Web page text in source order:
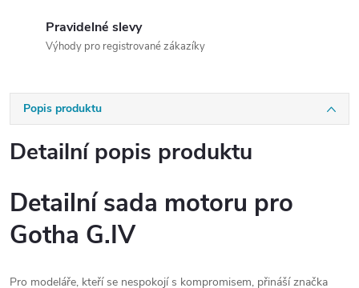
Pravidelné slevy
Výhody pro registrované zákazíky
Popis produktu
Detailní popis produktu
Detailní sada motoru pro
Gotha G.IV
Pro modeláře, kteří se nespokojí s kompromisem, přináší značka